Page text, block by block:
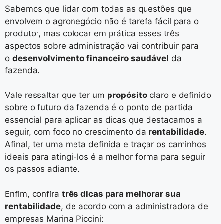
Sabemos que lidar com todas as questões que
envolvem o agronegócio não é tarefa fácil para o
produtor, mas colocar em prática esses três
aspectos sobre administração vai contribuir para
o desenvolvimento financeiro saudável da
fazenda.
Vale ressaltar que ter um propósito claro e definido
sobre o futuro da fazenda é o ponto de partida
essencial para aplicar as dicas que destacamos a
seguir, com foco no crescimento da rentabilidade.
Afinal, ter uma meta definida e traçar os caminhos
ideais para atingi-los é a melhor forma para seguir
os passos adiante.
Enfim, confira três dicas para melhorar sua
rentabilidade, de acordo com a administradora de
empresas Marina Piccini: